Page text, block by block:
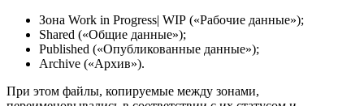
Зона Work in Progress| WIP («Рабочие данные»);
Shared («Общие данные»);
Published («Опубликованные данные»);
Archive («Архив»).
При этом файлы, копируемые между зонами,